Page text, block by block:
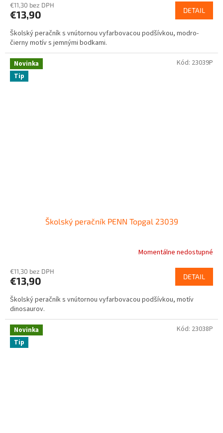
€11,30 bez DPH
€13,90 DETAIL
Školský peračník s vnútornou vyfarbovacou podšívkou, modro-
čierny motív s jemnými bodkami.
Novinka
Tip
Školský peračník PENN Topgal 23039
Momentálne nedostupné
€11,30 bez DPH
€13,90 DETAIL
Školský peračník s vnútornou vyfarbovacou podšívkou, motív
dinosaurov.
Kód: 23039P
Novinka
Tip
Kód: 23038P